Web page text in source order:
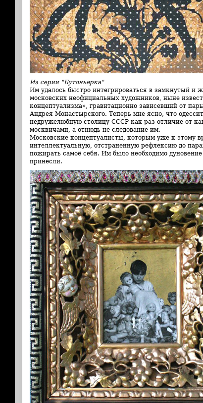
Из серии "Бутоньерка"
Им удалось быстро интегрироваться в замкнутый и
московских неофициальных художников, ныне
концептуализма», гравитационно зависевший от
Андрея Монастырского. Теперь мне ясно, что
недружелюбную столицу СССР как раз отличие от
москвичами, а отнюдь не следование им.
Московские концептуалисты, которым уже к этому
интеллектуальную, отстраненную рефлексию до
пожирать самоё себя. Им было необходимо
принесли.